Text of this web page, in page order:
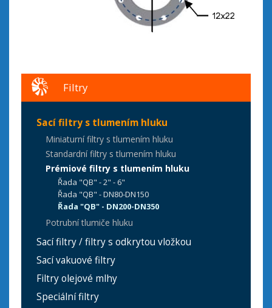
Filtry
Sací filtry s tlumením hluku
Miniaturní filtry s tlumením hluku
Standardní filtry s tlumením hluku
Prémiové filtry s tlumením hluku
Řada "QB" - 2" - 6"
Řada "QB" - DN80-DN150
Řada "QB" - DN200-DN350
Potrubní tlumiče hluku
Sací filtry / filtry s odkrytou vložkou
Sací vakuové filtry
Filtry olejové mlhy
Speciální filtry